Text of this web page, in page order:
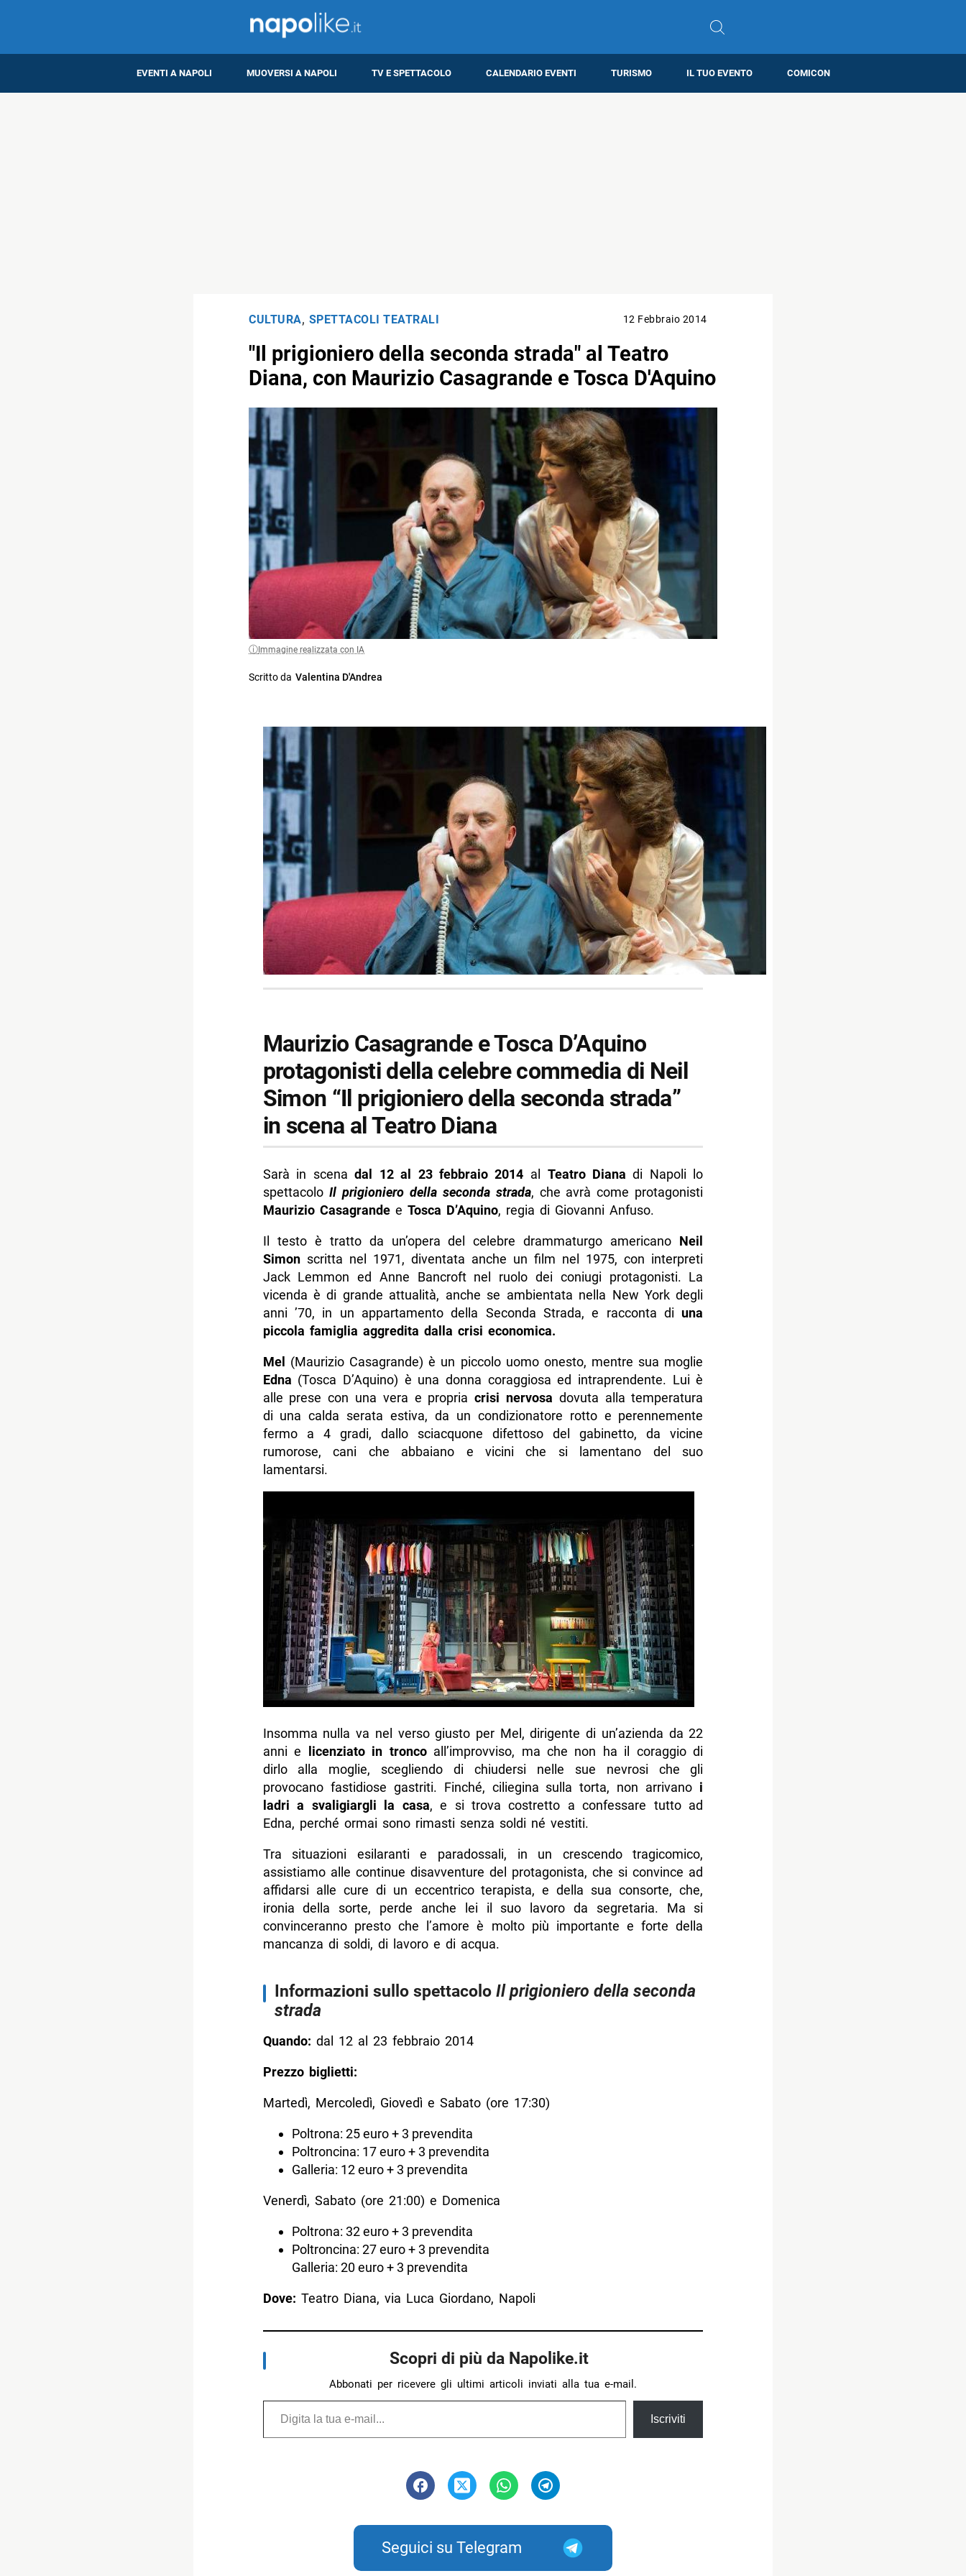
EVENTI A NAPOLI MUOVERSI A NAPOLI TV E SPETTACOLO CALENDARIO EVENTI TURISMO IL TUO EVENTO COMICON
CULTURA, SPETTACOLI TEATRALI 12 Febbraio 2014
"Il prigioniero della seconda strada" al Teatro
Diana, con Maurizio Casagrande e Tosca D'Aquino
Immagine realizzata con IA
Scritto da Valentina D'Andrea
Maurizio Casagrande e Tosca D’Aquino
protagonisti della celebre commedia di Neil
Simon “Il prigioniero della seconda strada”
in scena al Teatro Diana
Sarà in scenadal 12 al 23 febbraio 2014 al Teatro Diana di Napoli lo
spettacolo Il prigioniero della seconda strada, che avrà come protagonisti
Maurizio Casagrandee Tosca D’Aquino, regia di Giovanni Anfuso.
Il testo è tratto da un’opera del celebre drammaturgo americano Neil
Simonscritta nel 1971, diventata anche un film nel 1975, con interpreti
Jack Lemmon ed Anne Bancroft nel ruolo dei coniugi protagonisti. La
vicenda è di grande attualità, anche se ambientata nella New York degli
anni ’70, in un appartamento della Seconda Strada, e racconta di una
piccola famiglia aggredita dalla crisi economica.
Mel
(Maurizio Casagrande) è un piccolo uomo onesto, mentre sua moglie
Edna (Tosca D’Aquino) è una donna coraggiosa ed intraprendente. Lui è
alle prese con una vera e propriacrisi nervosa dovuta alla temperatura
di una calda serata estiva, da un condizionatore rotto e perennemente
fermo a 4 gradi, dallo sciacquone difettoso del gabinetto, da vicine
rumorose, cani che abbaiano e vicini che si lamentano del suo
lamentarsi.
Insomma nulla va nel verso giusto per Mel, dirigente di un’azienda da 22
anni e
licenziato in troncoall’improvviso, ma che non ha il coraggio di
dirlo alla moglie, scegliendo di chiudersi nelle sue nevrosi che gli
provocano fastidiose gastriti. Finché, ciliegina sulla torta, non arrivano i
ladri a svaligiargli la casa, e si trova costretto a confessare tutto ad
Edna, perché ormai sono rimasti senza soldi né vestiti.
Tra situazioni esilaranti e paradossali, in un crescendo tragicomico,
assistiamo alle continue disavventure del protagonista, che si convince ad
affidarsi alle cure di un eccentrico terapista, e della sua consorte, che,
ironia della sorte, perde anche lei il suo lavoro da segretaria. Ma si
convinceranno presto che l’amore è molto più importante e forte della
mancanza di soldi, di lavoro e di acqua.
Informazioni sullo spettacolo Il prigioniero della seconda
strada
Quando: dal 12 al 23 febbraio 2014
Prezzo biglietti:
Martedì, Mercoledì, Giovedì e Sabato (ore 17:30)
Poltrona: 25 euro + 3 prevendita
Poltroncina: 17 euro + 3 prevendita
Galleria: 12 euro + 3 prevendita
Venerdì, Sabato (ore 21:00) e Domenica
Poltrona: 32 euro + 3 prevendita
Poltroncina: 27 euro + 3 prevendita
Galleria: 20 euro + 3 prevendita
Dove: Teatro Diana, via Luca Giordano, Napoli
Scopri di più da Napolike.it
Abbonati per ricevere gli ultimi articoli inviati alla tua e-mail.
Digita la tua e-mail...
Iscriviti
Seguici su Telegram